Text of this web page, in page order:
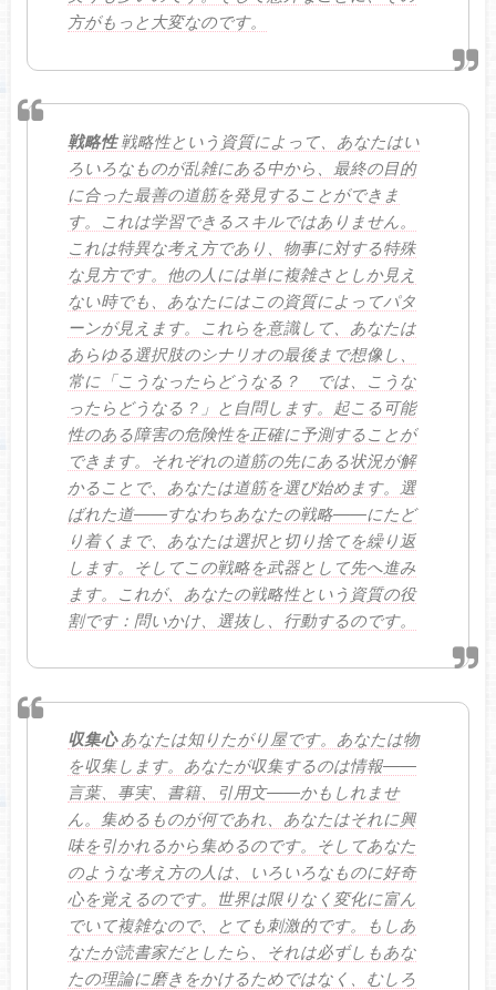
方がもっと大変なのです。
戦略性戦略性という資質によって、あなたはい
ろいろなものが乱雑にある中から、最終の目的
に合った最善の道筋を発見することができま
す。これは学習できるスキルではありません。
これは特異な考え方であり、物事に対する特殊
な見方です。他の人には単に複雑さとしか見え
ない時でも、あなたにはこの資質によってパタ
ーンが見えます。これらを意識して、あなたは
あらゆる選択肢のシナリオの最後まで想像し、
常に「こうなったらどうなる？ では、こうな
ったらどうなる？」と自問します。起こる可能
性のある障害の危険性を正確に予測することが
できます。それぞれの道筋の先にある状況が解
かることで、あなたは道筋を選び始めます。選
ばれた道――すなわちあなたの戦略――にたど
り着くまで、あなたは選択と切り捨てを繰り返
します。そしてこの戦略を武器として先へ進み
ます。これが、あなたの戦略性という資質の役
割です：問いかけ、選抜し、行動するのです。
収集心あなたは知りたがり屋です。あなたは物
を収集します。あなたが収集するのは情報――
言葉、事実、書籍、引用文――かもしれませ
ん。集めるものが何であれ、あなたはそれに興
味を引かれるから集めるのです。そしてあなた
のような考え方の人は、いろいろなものに好奇
心を覚えるのです。世界は限りなく変化に富ん
でいて複雑なので、とても刺激的です。もしあ
なたが読書家だとしたら、それは必ずしもあな
たの理論に磨きをかけるためではなく、むしろ